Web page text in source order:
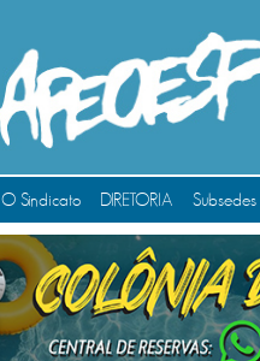
O Sindicato DIRETORIA Subsedes